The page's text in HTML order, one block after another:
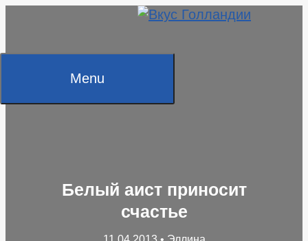
Menu
Белый аист приносит
счастье